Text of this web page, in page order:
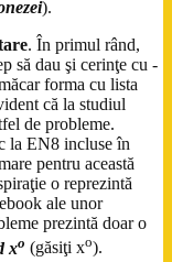
).
. În primul rând,
să dau şi cerinţe cu -
forma cu lista
că la studiul
de probleme.
la EN8 incluse în
pentru această
o reprezintă
ale unor
prezintă doar o
xo (găsiţi xo).